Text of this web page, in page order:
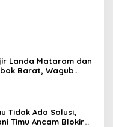
Landa Mataram dan
Barat, Wagub
Tidak Ada Solusi,
Timu Ancam Blokir